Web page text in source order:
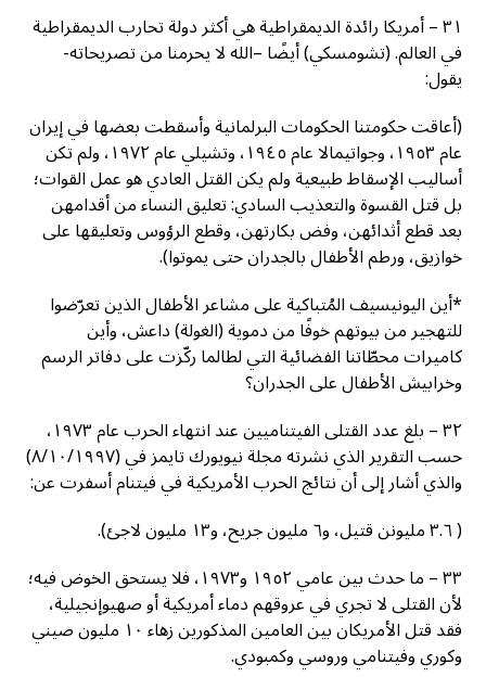
٣١ – أمريكا رائدة الديمقراطية هي أكثر دولة تحارب الديمقراطية
في العالم. (تشومسكي) أيضًا –الله لا يحرمنا من تصريحاته-
يقول:
(أعاقت حكومتنا الحكومات البرلمانية وأسقطت بعضها في إيران
عام ١٩٥٣، وجواتيمالا عام ١٩٤٥، وتشيلي عام ١٩٧٢، ولم تكن
أساليب الإسقاط طبيعية ولم يكن القتل العادي هو عمل القوات؛
بل قتل القسوة والتعذيب السادي: تعليق النساء من أقدامهن
بعد قطع أثدائهن، وفض بكارتهن، وقطع الرؤوس وتعليقها على
خوازيق، ورطم الأطفال بالجدران حتى يموتوا).
*أين اليونيسيف المُتباكية على مشاعر الأطفال الذين تعرّضوا
للتهجير من بيوتهم خوفًا من دموية (الغولة) داعش، وأين
كاميرات محطّاتنا الفضائية التي لطالما ركّزت على دفاتر الرسم
وخرابيش الأطفال على الجدران؟
٣٢ – بلغ عدد القتلى الفيتناميين عند انتهاء الحرب عام ١٩٧٣،
حسب التقرير الذي نشرته مجلة نيويورك تايمز في (٨/١٠/١٩٩٧)
والذي أشار إلى أن نتائج الحرب الأمريكية في فيتنام أسفرت عن:
( ٣.٦ مليونن قتيل، و٦ مليون جريح، و١٣ مليون لاجئ).
٣٣ – ما حدث بين عامي ١٩٥٢ و١٩٧٣، فلا يستحق الخوض فيه؛
لأن القتلى لا تجري في عروقهم دماء أمريكية أو صهيوإنجيلية،
فقد قتل الأمريكان بين العامين المذكورين زهاء ١٠ مليون صيني
وكوري وفيتنامي وروسي وكمبودي.